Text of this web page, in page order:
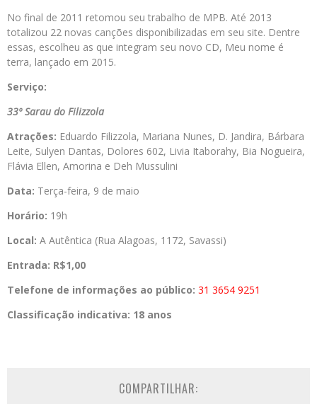
No final de 2011 retomou seu trabalho de MPB. Até 2013
totalizou 22 novas canções disponibilizadas em seu site. Dentre
essas, escolheu as que integram seu novo CD, Meu nome é
terra, lançado em 2015.
Serviço:
33º Sarau do Filizzola
Atrações: Eduardo Filizzola, Mariana Nunes, D. Jandira, Bárbara
Leite, Sulyen Dantas, Dolores 602, Livia Itaborahy, Bia Nogueira,
Flávia Ellen, Amorina e Deh Mussulini
Data: Terça-feira, 9 de maio
Horário: 19h
Local: A Autêntica (Rua Alagoas, 1172, Savassi)
Entrada: R$1,00
Telefone de informações ao público: 31 3654 9251
Classificação indicativa: 18 anos
COMPARTILHAR: